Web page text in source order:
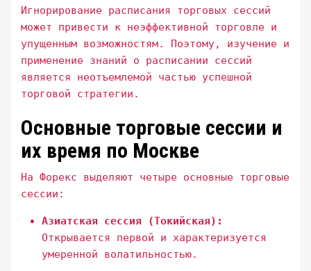
Игнорирование расписания торговых сессий
может привести к неэффективной торговле и
упущенным возможностям. Поэтому, изучение и
применение знаний о расписании сессий
является неотъемлемой частью успешной
торговой стратегии.
Основные торговые сессии и
их время по Москве
На Форекс выделяют четыре основные торговые
сессии:
Азиатская сессия (Токийская):
Открывается первой и характеризуется
умеренной волатильностью.